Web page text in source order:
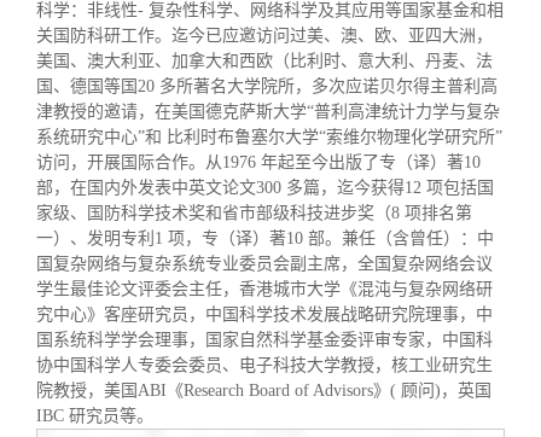
专业委员会
兴趣群体
西南联大校友会
捐赠纪事
捐赠方法
义工计划
《水木清华》
我要订阅
新媒体平台
清华人物
清华故事
青春风采
校友文苑
校友讲坛
校友视界
校友服务
终身学习
信息化服务
三创大赛
实用信息
校友总会
总会简介
会长致辞
总会章程
理事会名单
关闭
科学：非线性- 复杂性科学、网络科学及其应用等国家基金和相
关国防科研工作。迄今已应邀访问过美、澳、欧、亚四大洲，
美国、澳大利亚、加拿大和西欧（比利时、意大利、丹麦、法
国、德国等国 20 多所著名大学院所，多次应诺贝尔得主普利高
津教授的邀请，在美国德克萨斯大学“普利高津统计力学与复杂
系统研究中心”和 比利时布鲁塞尔大学“索维尔物理化学研究所”
访问，开展国际合作。从1976 年起至今出版了专（译）著10
部，在国内外发表中英文论文300 多篇，迄今获得12 项包括国
家级、国防科学技术奖和省市部级科技进步奖（8 项排名第
一）、发明专利 1 项，专（译）著10 部。兼任（含曾任）：中
国复杂网络与复杂系统专业委员会副主席，全国复杂网络会议
学生最佳论文评委会主任，香港城市大学《混沌与复杂网络研
究中心》客座研究员，中国科学技术发展战略研究院理事，中
国系统科学学会理事，国家自然科学基金委评审专家，中国科
协中国科学人专委会委员、电子科技大学教授，核工业研究生
院教授，美国 ABI 《Research Board of Advisors》 ( 顾问 ) ，英国
IBC 研究员等。